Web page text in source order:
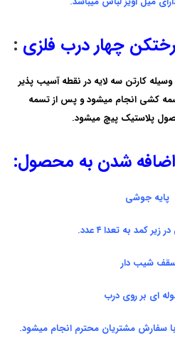
چهار درب فلزی :
کارتن سه لایه در نقطه آسیب پذیر
کشی انجام میشود و پس از تسمه
پلاستیک پیچ میشود.
شدن به محصول:
پایه جوشی
زیر کمد به تعدا ۴ عدد.
شیب دار
ای بر روی درب
مشتریان محترم انجام میشود.